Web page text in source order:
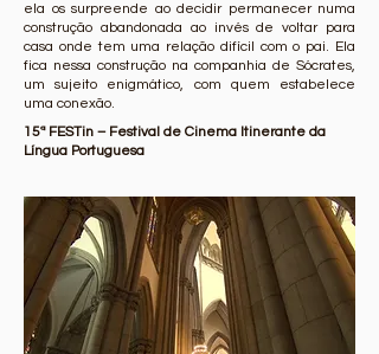
ela os surpreende ao decidir permanecer numa
construção abandonada ao invés de voltar para
casa onde tem uma relação difícil com o pai. Ela
fica nessa construção na companhia de Sócrates,
um sujeito enigmático, com quem estabelece
uma conexão.
15ª FESTin – Festival de Cinema Itinerante da
Língua Portuguesa